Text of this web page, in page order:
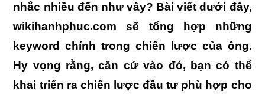
nhắc nhiều đến như vây? Bài viết dưới đây,
wikihanhphuc.com sẽ tổng hợp những
keyword chính trong chiến lược của ông.
Hy vọng rằng, căn cứ vào đó, bạn có thể
khai triển ra chiến lược đầu tư phù hợp cho